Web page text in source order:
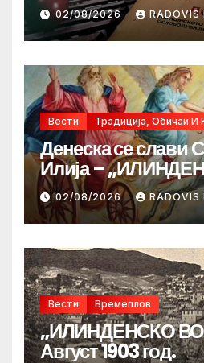
02/08/2026 RADOVIS
Вести Традиција, Обичаи И
Денеска се слави
Илија –
02/08/2026 RADOVIS
Вести Времеплов
„ИЛИНДЕНСКО
Август 1903 год.